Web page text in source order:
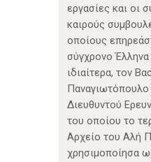
εργασίες και οι
καιρούς
οποίους
σύγχρονο Έλληνα
ιδιαίτερα, τον
Παναγιωτόπουλο
Διευθυντού
του οποίου το
Αρχείο του Αλή
χρησιμοποίησα